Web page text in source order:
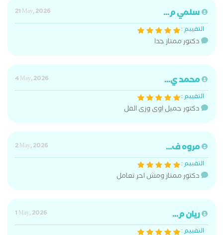
سلمي م...
21 May, 2026
التقييم :
دكتور ممتاز جدا
محمد ي...
4 May, 2026
التقييم :
دكتور جميل اوى وزى الفل
مروه ف...
2 May, 2026
التقييم :
دكتور ممتاز ومش احر تعامل
ريان م...
1 May, 2026
التقييم :